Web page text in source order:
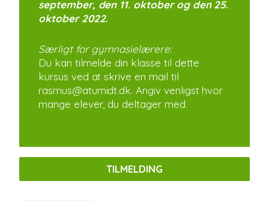
september, den 11. oktober og den 25.
oktober 2022.
Særligt for gymnasielærere:
Du kan tilmelde din klasse til dette
kursus ved at skrive en mail til
rasmus@atumidt.dk. Angiv venligst hvor
mange elever, du deltager med.
TILMELDING